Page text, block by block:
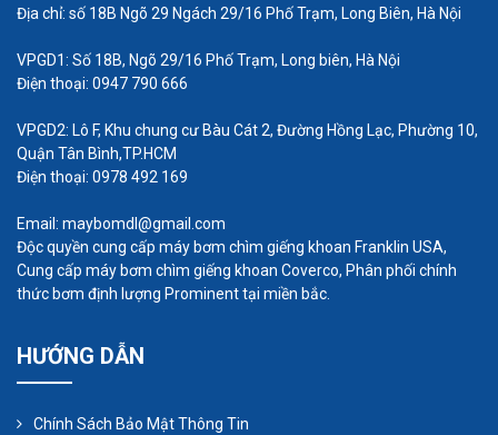
3. Van một chiều của bơm định lượng
Có tính đến cấu trúc bên trong; cơ cấu kiểm tra
của van một chiều: kiểm tra trọng lực và kiểm tra
đàn hồi.
Kiểm tra trọng lực: Quả cầu van quay trở lại bề mặt
thành cấu trúc kiểm tra một chiều với hiệu quả
Địa chỉ: số 18B Ngõ 29 Ngách 29/16 Phố Trạm, Long Biên, Hà Nội
VPGD1: Số 18B, Ngõ 29/16 Phố Trạm, Long biên, Hà Nội
Điện thoại: 0947 790 666
VPGD2: Lô F, Khu chung cư Bàu Cát 2, Đường Hồng Lạc, Phường 10,
Quận Tân Bình,TP.HCM
Điện thoại: 0978 492 169
Email: maybomdl@gmail.com
Độc quyền cung cấp máy bơm chìm giếng khoan Franklin USA,
Cung cấp máy bơm chìm giếng khoan Coverco, Phân phối chính
thức bơm định lượng Prominent tại miền bắc.
HƯỚNG DẪN
Chính Sách Bảo Mật Thông Tin